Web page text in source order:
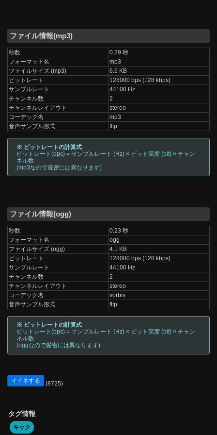
ファイル情報(mp3)
秒数
0.29 秒
フォーマット名
mp3
ファイルサイズ (mp3)
6.6 KB
ビットレート
128000 bps (128 kbps)
サンプルレート
44100 Hz
チャンネル数
2
チャンネルレイアウト
stereo
コーデック名
mp3
音声サンプル形式
fltp
※ ビットレートの計算式
ビットレート(bps) = サンプルレート (Hz) × ビット深度 (bit) × チャン
ネル数
(mp3なので厳密には異なります)
ファイル情報(ogg)
秒数
0.23 秒
フォーマット名
ogg
ファイルサイズ (ogg)
4.1 KB
ビットレート
128000 bps (128 kbps)
サンプルレート
44100 Hz
チャンネル数
2
チャンネルレイアウト
stereo
コーデック名
vorbis
音声サンプル形式
fltp
※ ビットレートの計算式
ビットレート(bps) = サンプルレート (Hz) × ビット深度 (bit) × チャン
ネル数
(oggなので厳密には異なります)
イイネする (8725)
タグ情報
キック